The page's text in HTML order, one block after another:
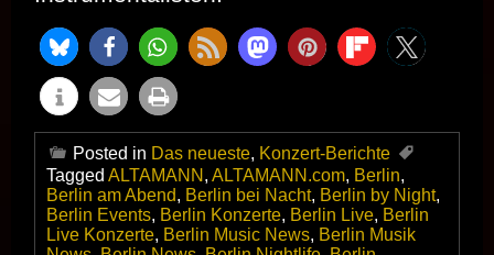
Posted in Das neueste, Konzert-Berichte
Tagged ALTAMANN , ALTAMANN.com, Berlin,
Berlin am Abend, Berlin bei Nacht, Berlin by Night,
Berlin Events, Berlin Konzerte, Berlin Live, Berlin
Live Konzerte, Berlin Music News, Berlin Musik